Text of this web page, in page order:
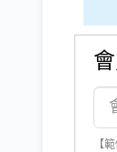
【